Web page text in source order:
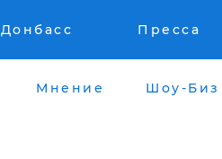
Донбасс Пресса
Мнение Шоу-Биз